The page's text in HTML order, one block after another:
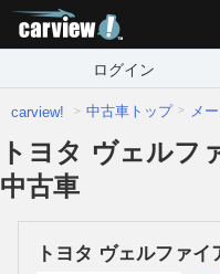
ログイン
carview! 中古車トップ メ
トヨタ ヴェルフ
中古車
トヨタ ヴェルファイ